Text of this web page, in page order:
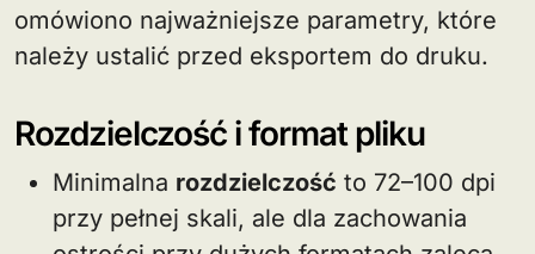
omówiono najważniejsze parametry, które
należy ustalić przed eksportem do druku.
Rozdzielczość i format pliku
Minimalna rozdzielczość to 72–100 dpi
przy pełnej skali, ale dla zachowania